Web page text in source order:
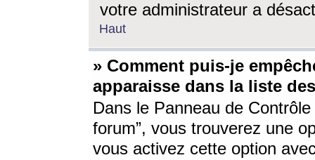
votre administrateur a
Haut
» Comment puis-je
apparaisse dans la liste
Dans le Panneau de
forum”, vous trouverez une
vous activez cette option